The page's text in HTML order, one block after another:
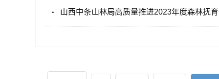
山西中条山林局高质量推进2023年度森林抚